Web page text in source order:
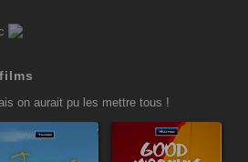
on aurait pu les mettre tous !